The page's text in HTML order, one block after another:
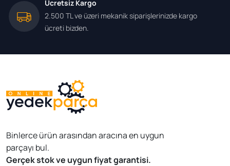
Ücretsiz Kargo
2.500 TL ve üzeri mekanik siparişlerinizde kargo
ücreti bizden.
Binlerce ürün arasından aracına en uygun
parçayı bul.
Gerçek stok ve uygun fiyat garantisi.